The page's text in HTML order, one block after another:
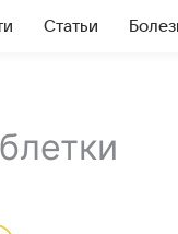
Статьи